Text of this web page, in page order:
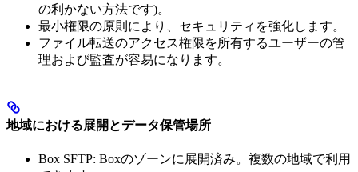
の利かない方法です)。
最小権限の原則により、セキュリティを強化します。
ファイル転送のアクセス権限を所有するユーザーの管
理および監査が容易になります。
地域における展開とデータ保管場所
Box SFTP: Boxのゾーンに展開済み。複数の地域で利用